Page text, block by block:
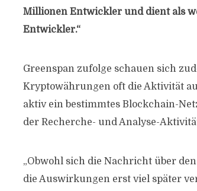
Millionen Entwickler und dient als
Entwickler.“
Greenspan zufolge schauen sich
Kryptowährungen oft die Aktivität
aktiv ein bestimmtes Blockchain-
der Recherche- und Analyse-
„Obwohl sich die Nachricht über
die Auswirkungen erst viel später